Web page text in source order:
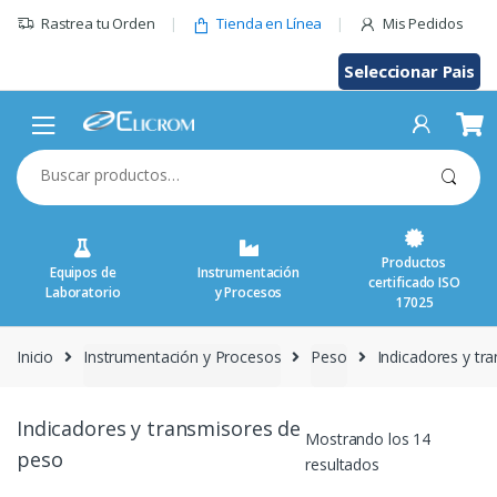
Rastrea tu Orden Tienda en Línea Mis Pedidos
Seleccionar Pais
Buscar
por:
Equipos de
Laboratorio
Instrumentación
y Procesos
Productos
certificado ISO
17025
Inicio Instrumentación y Procesos Peso Indicadores y
Indicadores y transmisores de
peso
Mostrando los 14
resultados